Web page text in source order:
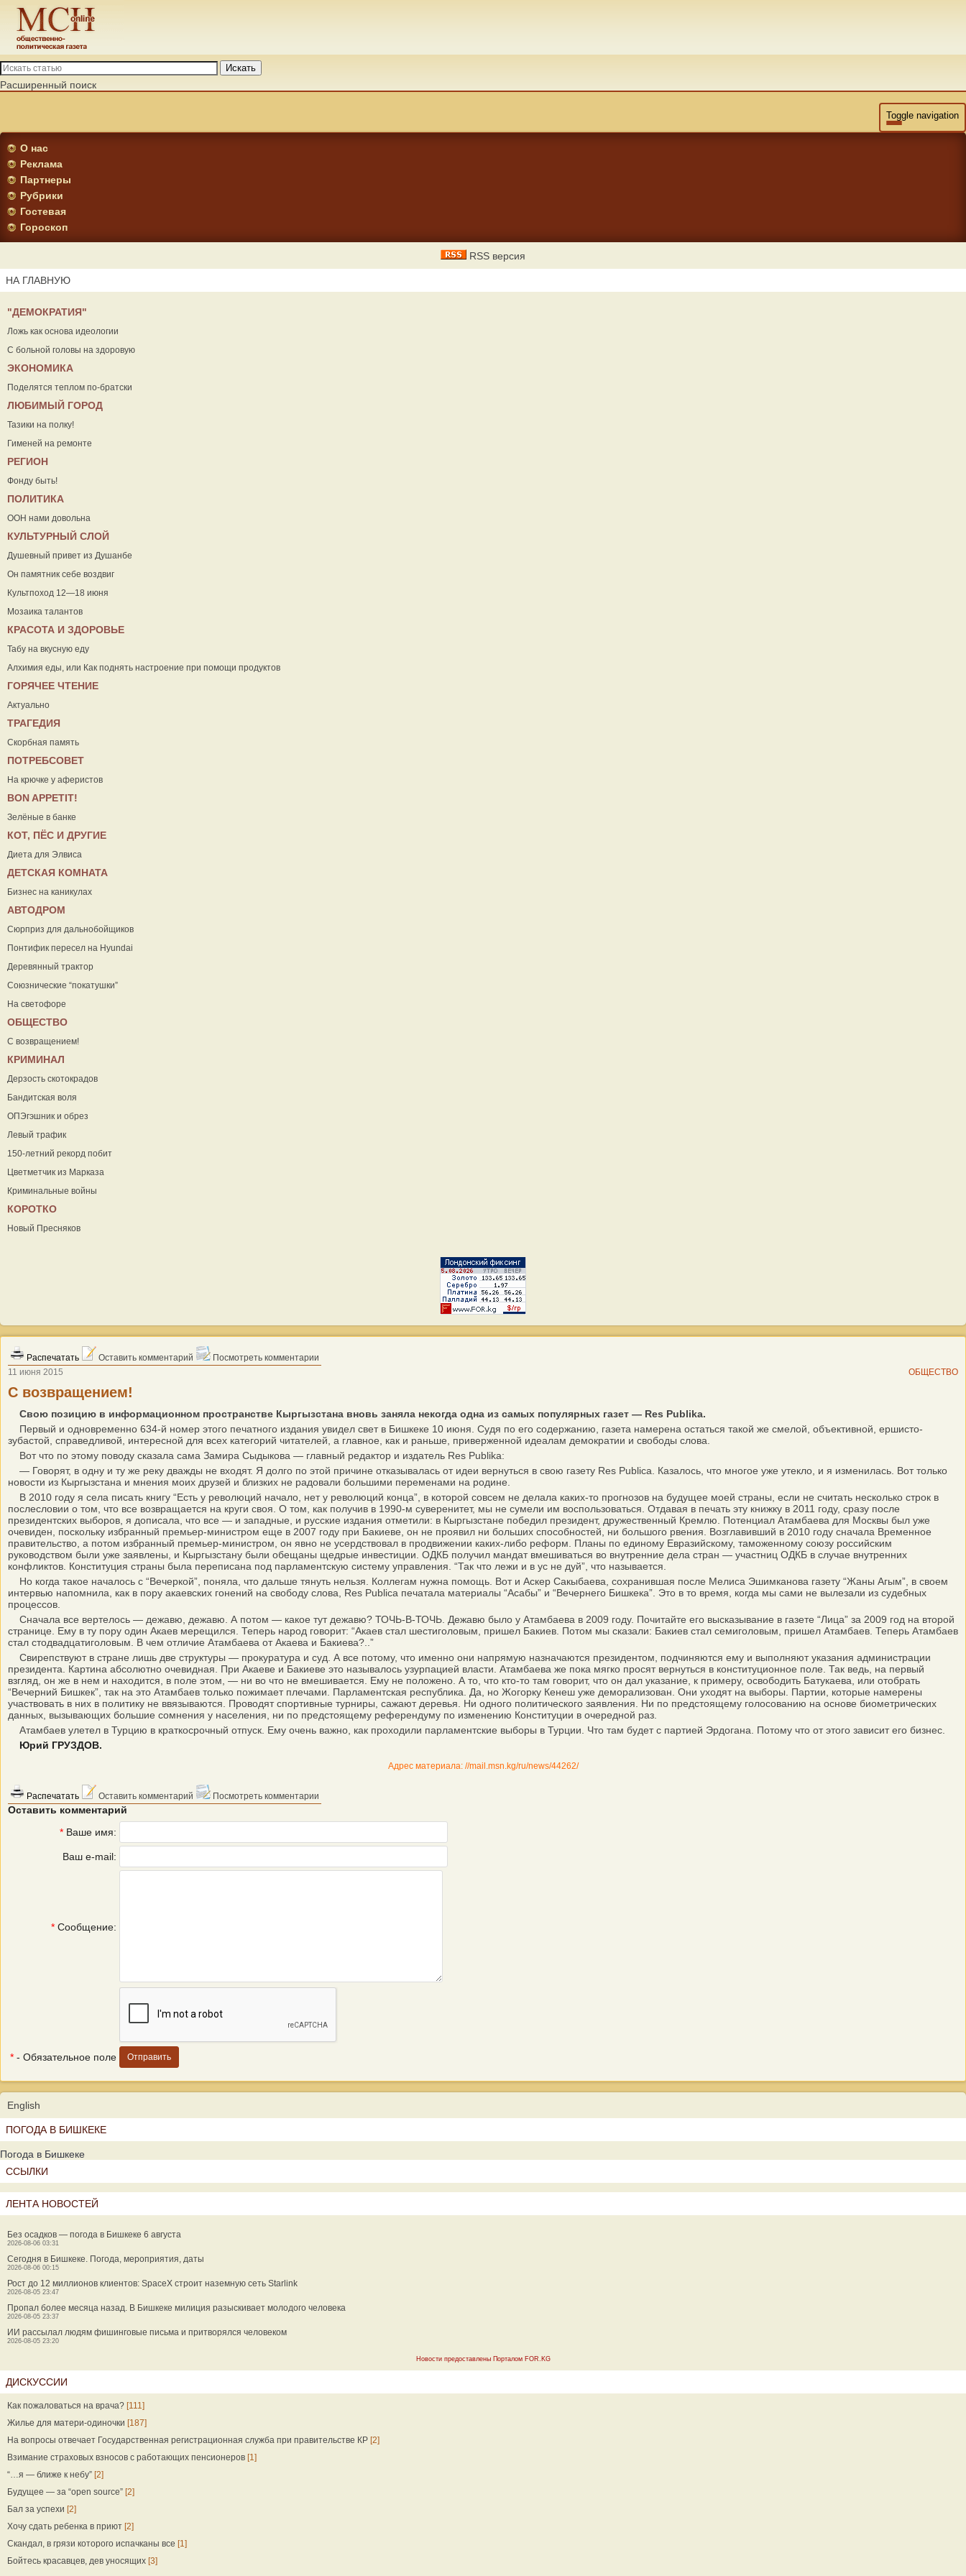
Искать
Расширенный поиск
Toggle navigation
О нас
Реклама
Партнеры
Рубрики
Гостевая
Гороскоп
RSS версия
НА ГЛАВНУЮ
"ДЕМОКРАТИЯ"
Ложь как основа идеологии
С больной головы на здоровую
ЭКОНОМИКА
Поделятся теплом по-братски
ЛЮБИМЫЙ ГОРОД
Тазики на полку!
Гименей на ремонте
РЕГИОН
Фонду быть!
ПОЛИТИКА
ООН нами довольна
КУЛЬТУРНЫЙ СЛОЙ
Душевный привет из Душанбе
Он памятник себе воздвиг
Культпоход 12—18 июня
Мозаика талантов
КРАСОТА И ЗДОРОВЬЕ
Табу на вкусную еду
Алхимия еды, или Как поднять настроение при помощи продуктов
ГОРЯЧЕЕ ЧТЕНИЕ
Актуально
ТРАГЕДИЯ
Скорбная память
ПОТРЕБСОВЕТ
На крючке у аферистов
ВON APPETIT!
Зелёные в банке
КОТ, ПЁС И ДРУГИЕ
Диета для Элвиса
ДЕТСКАЯ КОМНАТА
Бизнес на каникулах
АВТОДРОМ
Сюрприз для дальнобойщиков
Понтифик пересел на Hyundai
Деревянный трактор
Союзнические “покатушки”
На светофоре
ОБЩЕСТВО
С возвращением!
КРИМИНАЛ
Дерзость скотокрадов
Бандитская воля
ОПЭгэшник и обрез
Левый трафик
150-летний рекорд побит
Цветметчик из Марказа
Криминальные войны
КОРОТКО
Новый Пресняков
Распечатать Оставить комментарий
Посмотреть комментарии
11 июня 2015
ОБЩЕСТВО
С возвращением!
Свою позицию в информационном пространстве Кыргызстана вновь заняла некогда одна из самых популярных газет — Res Publika.
Первый и одновременно 634-й номер этого печатного издания увидел свет в Бишкеке 10 июня. Судя по его содержанию, газета намерена остаться такой же смелой, объективной, ершисто-
зубастой, справедливой, интересной для всех категорий читателей, а главное, как и раньше, приверженной идеалам демократии и свободы слова.
Вот что по этому поводу сказала сама Замира Сыдыкова — главный редактор и издатель Res Publika:
— Говорят, в одну и ту же реку дважды не входят. Я долго по этой причине отказывалась от идеи вернуться в свою газету Res Publica. Казалось, что многое уже утекло, и я изменилась. Вот только
новости из Кыргызстана и мнения моих друзей и близких не радовали большими переменами на родине.
В 2010 году я села писать книгу “Есть у революций начало, нет у революций конца”, в которой совсем не делала каких-то прогнозов на будущее моей страны, если не считать несколько строк в
послесловии о том, что все возвращается на круги своя. О том, как получив в 1990-м суверенитет, мы не сумели им воспользоваться. Отдавая в печать эту книжку в 2011 году, сразу после
президентских выборов, я дописала, что все — и западные, и русские издания отметили: в Кыргызстане победил президент, дружественный Кремлю. Потенциал Атамбаева для Москвы был уже
очевиден, поскольку избранный премьер-министром еще в 2007 году при Бакиеве, он не проявил ни больших способностей, ни большого рвения. Возглавивший в 2010 году сначала Временное
правительство, а потом избранный премьер-министром, он явно не усердствовал в продвижении каких-либо реформ. Планы по единому Евразийскому, таможенному союзу российским
руководством были уже заявлены, и Кыргызстану были обещаны щедрые инвестиции. ОДКБ получил мандат вмешиваться во внутренние дела стран — участниц ОДКБ в случае внутренних
конфликтов. Конституция страны была переписана под парламентскую систему управления. “Так что лежи и в ус не дуй”, что называется.
Но когда такое началось с “Вечеркой”, поняла, что дальше тянуть нельзя. Коллегам нужна помощь. Вот и Аскер Сакыбаева, сохранившая после Мелиса Эшимканова газету “Жаны Агым”, в своем
интервью напомнила, как в пору акаевских гонений на свободу слова, Res Publica печатала материалы “Асабы” и “Вечернего Бишкека”. Это в то время, когда мы сами не вылезали из судебных
процессов.
Сначала все вертелось — дежавю, дежавю. А потом — какое тут дежавю? ТОЧЬ-В-ТОЧЬ. Дежавю было у Атамбаева в 2009 году. Почитайте его высказывание в газете “Лица” за 2009 год на второй
странице. Ему в ту пору один Акаев мерещился. Теперь народ говорит: “Акаев стал шестиголовым, пришел Бакиев. Потом мы сказали: Бакиев стал семиголовым, пришел Атамбаев. Теперь Атамбаев
стал стодвадцатиголовым. В чем отличие Атамбаева от Акаева и Бакиева?..”
Свирепствуют в стране лишь две структуры — прокуратура и суд. А все потому, что именно они напрямую назначаются президентом, подчиняются ему и выполняют указания администрации
президента. Картина абсолютно очевидная. При Акаеве и Бакиеве это называлось узурпацией власти. Атамбаева же пока мягко просят вернуться в конституционное поле. Так ведь, на первый
взгляд, он же в нем и находится, в поле этом, — ни во что не вмешивается. Ему не положено. А то, что кто-то там говорит, что он дал указание, к примеру, освободить Батукаева, или отобрать
“Вечерний Бишкек”, так на это Атамбаев только пожимает плечами. Парламентская республика. Да, но Жогорку Кенеш уже деморализован. Они уходят на выборы. Партии, которые намерены
участвовать в них в политику не ввязываются. Проводят спортивные турниры, сажают деревья. Ни одного политического заявления. Ни по предстоящему голосованию на основе биометрических
данных, вызывающих большие сомнения у населения, ни по предстоящему референдуму по изменению Конституции в очередной раз.
Атамбаев улетел в Турцию в краткосрочный отпуск. Ему очень важно, как проходили парламентские выборы в Турции. Что там будет с партией Эрдогана. Потому что от этого зависит его бизнес.
Юрий ГРУЗДОВ.
Адрес материала: //mail.msn.kg/ru/news/44262/
Распечатать Оставить комментарий Посмотреть комментарии
Оставить комментарий
* Ваше имя:
Ваш e-mail:
* Сообщение:
* - Обязательное поле
English
ПОГОДА В БИШКЕКЕ
Погода в Бишкеке
ССЫЛКИ
ЛЕНТА НОВОСТЕЙ
Без осадков — погода в Бишкеке 6 августа
2026-08-06 03:31
Сегодня в Бишкеке. Погода, мероприятия, даты
2026-08-06 00:15
Рост до 12 миллионов клиентов: SpaceX строит наземную сеть Starlink
2026-08-05 23:47
Пропал более месяца назад. В Бишкеке милиция разыскивает молодого человека
2026-08-05 23:37
ИИ рассылал людям фишинговые письма и притворялся человеком
2026-08-05 23:20
Новости предоставлены Порталом FOR.KG
ДИСКУССИИ
Как пожаловаться на врача? [111]
Жилье для матери-одиночки [187]
На вопросы отвечает Государственная регистрационная служба при правительстве КР [2]
Взимание страховых взносов с работающих пенсионеров [1]
“…я — ближе к небу” [2]
Будущее — за “open source” [2]
Бал за успехи [2]
Хочу сдать ребенка в приют [2]
Скандал, в грязи которого испачканы все [1]
Бойтесь красавцев, дев уносящих [3]